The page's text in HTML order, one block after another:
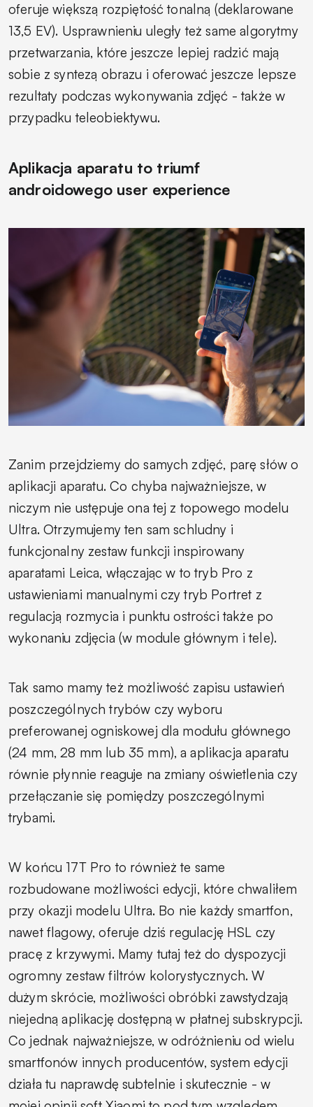
oferuje większą rozpiętość tonalną (deklarowane
13,5 EV). Usprawnieniu uległy też same algorytmy
przetwarzania, które jeszcze lepiej radzić mają
sobie z syntezą obrazu i oferować jeszcze lepsze
rezultaty podczas wykonywania zdjęć - także w
przypadku teleobiektywu.
Aplikacja aparatu to triumf
androidowego user experience
Zanim przejdziemy do samych zdjęć, parę słów o
aplikacji aparatu. Co chyba najważniejsze, w
niczym nie ustępuje ona tej z topowego modelu
Ultra. Otrzymujemy ten sam schludny i
funkcjonalny zestaw funkcji inspirowany
aparatami Leica, włączając w to tryb Pro z
ustawieniami manualnymi czy tryb Portret z
regulacją rozmycia i punktu ostrości także po
wykonaniu zdjęcia (w module głównym i tele).
Tak samo mamy też możliwość zapisu ustawień
poszczególnych trybów czy wyboru
preferowanej ogniskowej dla modułu głównego
(24 mm, 28 mm lub 35 mm), a aplikacja aparatu
równie płynnie reaguje na zmiany oświetlenia czy
przełączanie się pomiędzy poszczególnymi
trybami.
W końcu 17T Pro to również te same
rozbudowane możliwości edycji, które chwaliłem
przy okazji modelu Ultra. Bo nie każdy smartfon,
nawet flagowy, oferuje dziś regulację HSL czy
pracę z krzywymi. Mamy tutaj też do dyspozycji
ogromny zestaw filtrów kolorystycznych. W
dużym skrócie, możliwości obróbki zawstydzają
niejedną aplikację dostępną w płatnej subskrypcji.
Co jednak najważniejsze, w odróżnieniu od wielu
smartfonów innych producentów, system edycji
działa tu naprawdę subtelnie i skutecznie - w